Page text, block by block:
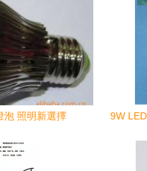
泡 照明新選擇
9W